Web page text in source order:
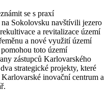
se s praxí
Sokolovsku navštívili jezero
a revitalizace území
a nové využití území
toto území
zástupců Karlovarského
strategické projekty, které
inovační centrum a